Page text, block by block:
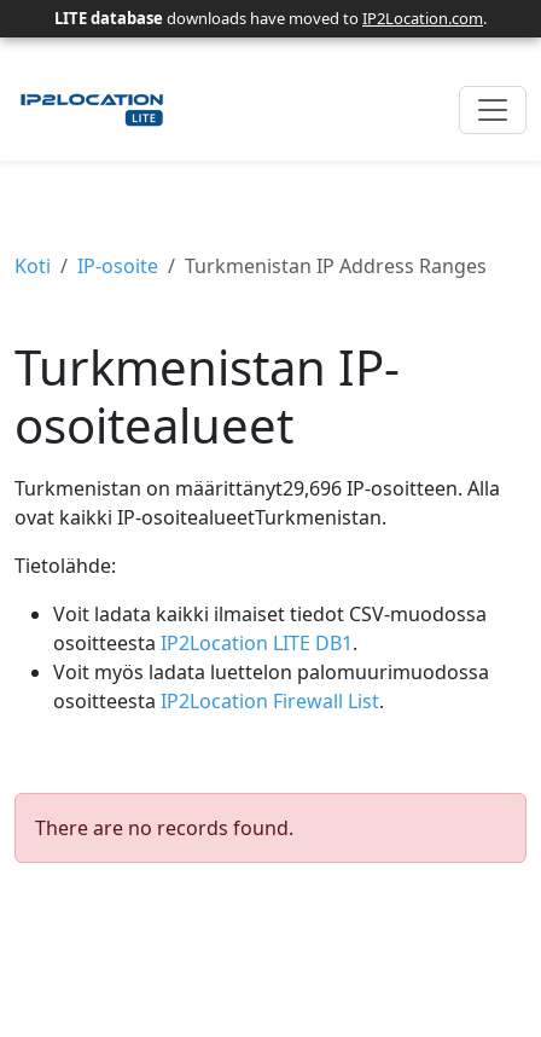
LITE database downloads have moved toIP2Location.com.
Koti IP-osoite Turkmenistan IP Address Ranges
Turkmenistan IP-
osoitealueet
Turkmenistan on määrittänyt29,696 IP-osoitteen. Alla
ovat kaikki IP-osoitealueetTurkmenistan.
Tietolähde:
Voit ladata kaikki ilmaiset tiedot CSV-muodossa
osoitteesta IP2Location LITE DB1.
Voit myös ladata luettelon palomuurimuodossa
osoitteesta IP2Location Firewall List.
There are no records found.